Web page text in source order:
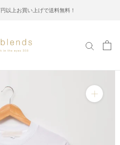
以上お買い上げで送料無料！